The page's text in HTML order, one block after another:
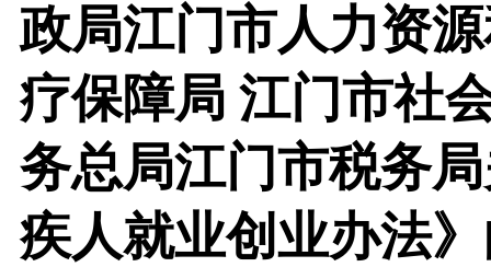
政局江门市人力资
疗保障局 江门市社
务总局江门市税务
疾人就业创业办法